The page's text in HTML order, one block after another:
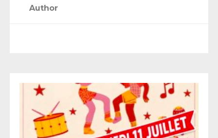
Author